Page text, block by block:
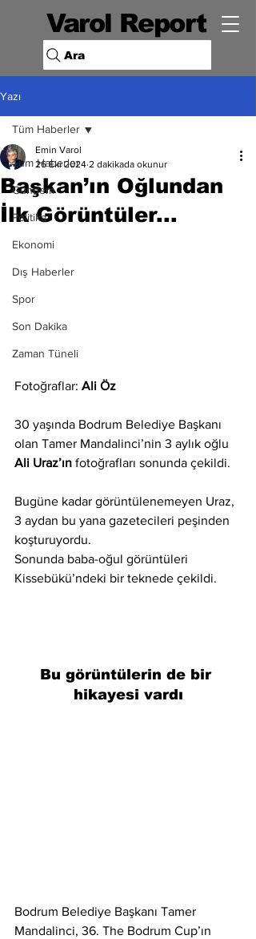
Varol Report
Ara
Yazı
Tüm Haberler
Gündem
Politika
Ekonomi
Dış Haberler
Spor
Son Dakika
Zaman Tüneli
Tüm Haberler
Başkan’ın Oğlundan
İlk Görüntüler...
Emin Varol
26 Eki 2024 2 dakikada okunur
Fotoğraflar: Ali Öz
30 yaşında Bodrum Belediye Başkanı
olan Tamer Mandalinci’nin 3 aylık oğlu
Ali Uraz’ın fotoğrafları sonunda çekildi.
Bugüne kadar görüntülenemeyen Uraz,
3 aydan bu yana gazetecileri peşinden
koşturuyordu.
Sonunda baba-oğul görüntüleri
Kissebükü’ndeki bir teknede çekildi.
Bu görüntülerin de bir
hikayesi vardı
Bodrum Belediye Başkanı Tamer
Mandalinci, 36. The Bodrum Cup’ın